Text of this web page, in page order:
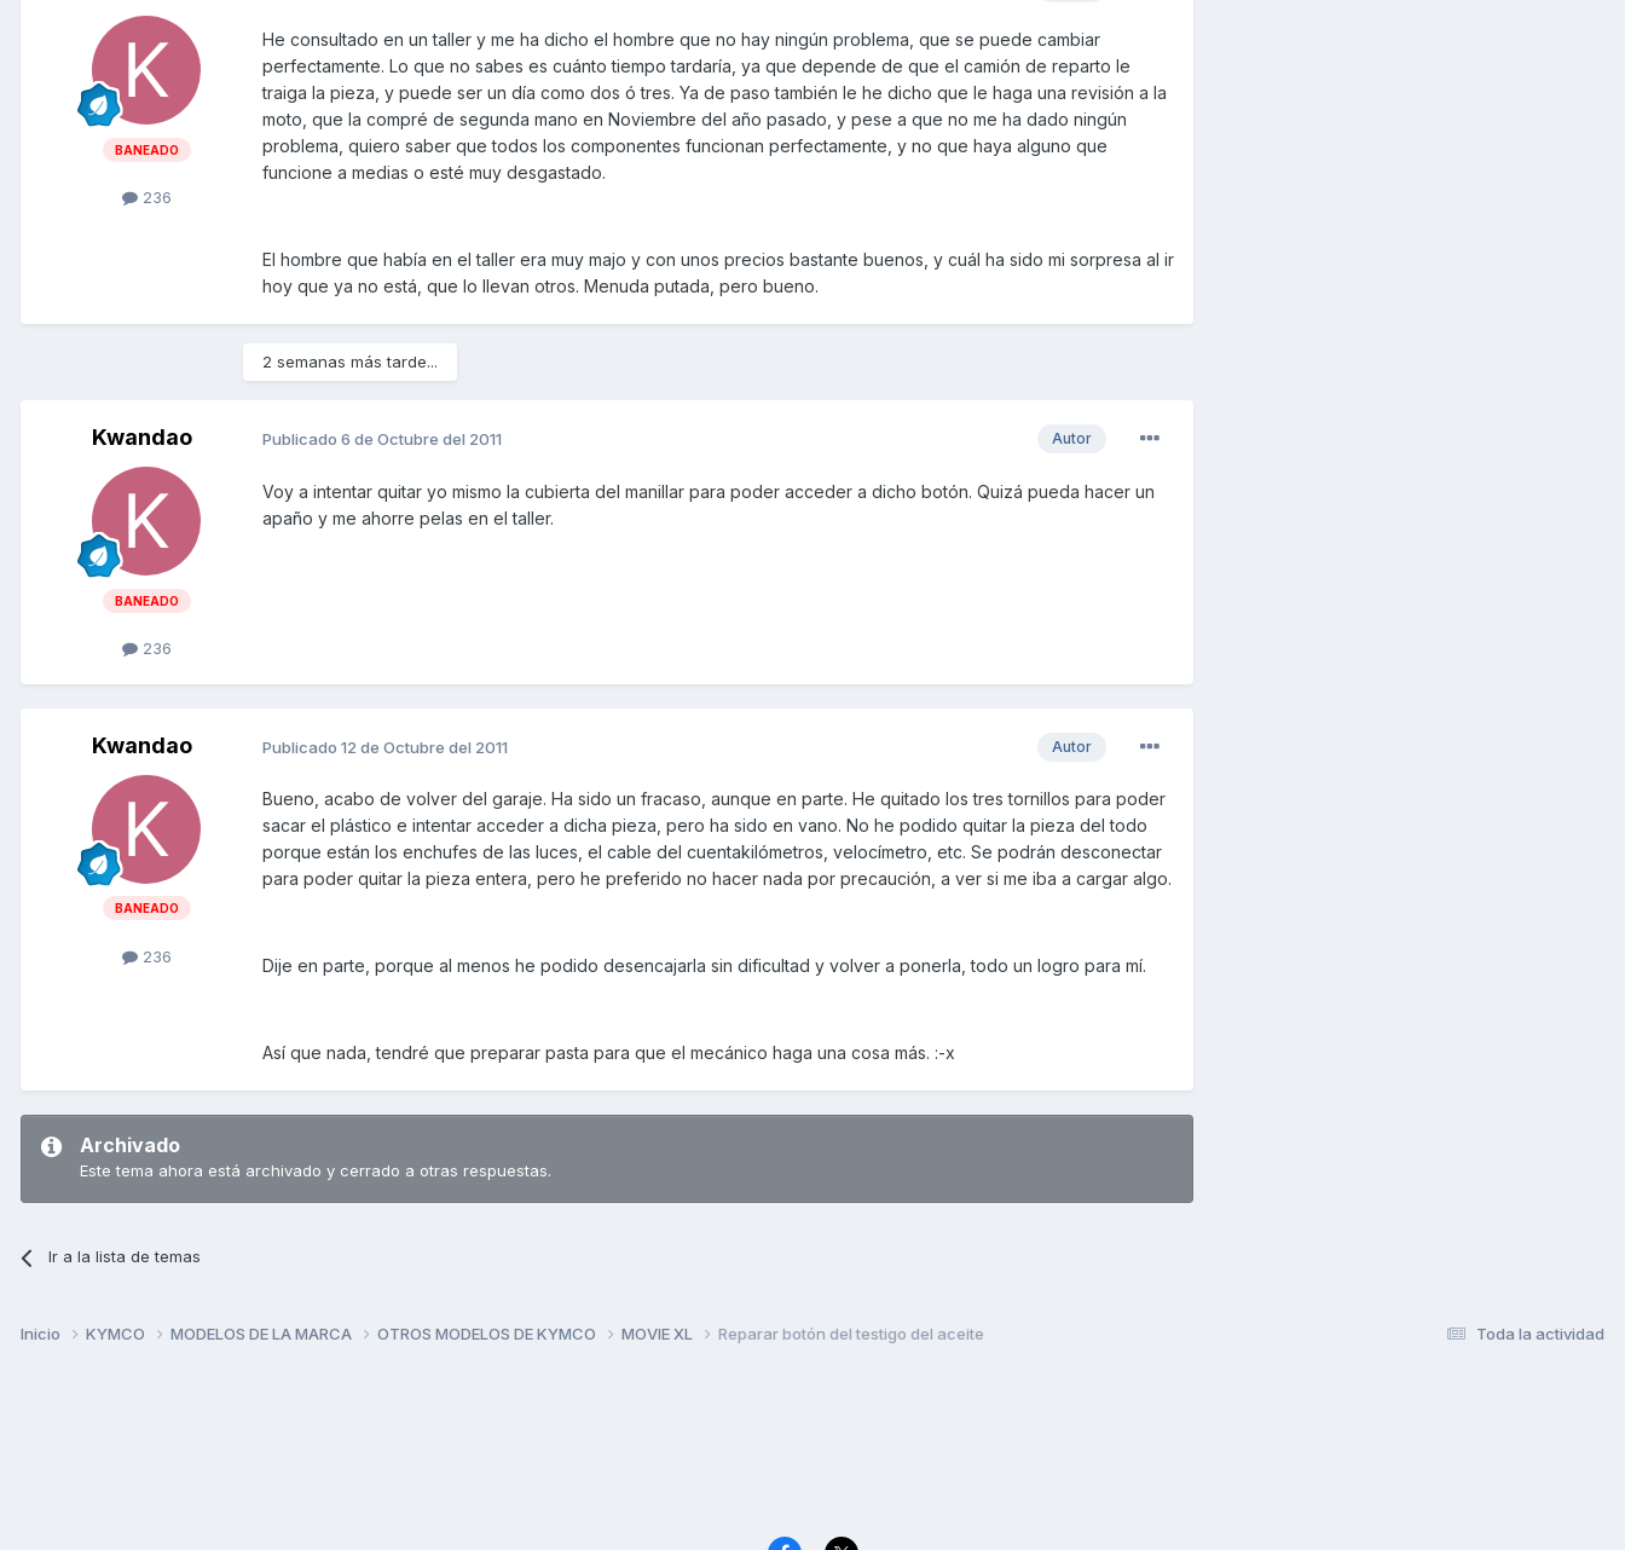
BANEADO
236
He consultado en un taller y me ha dicho el hombre que no hay ningún problema, que se puede cambiar
perfectamente. Lo que no sabes es cuánto tiempo tardaría, ya que depende de que el camión de reparto le
traiga la pieza, y puede ser un día como dos ó tres. Ya de paso también le he dicho que le haga una revisión a la
moto, que la compré de segunda mano en Noviembre del año pasado, y pese a que no me ha dado ningún
problema, quiero saber que todos los componentes funcionan perfectamente, y no que haya alguno que
funcione a medias o esté muy desgastado.
El hombre que había en el taller era muy majo y con unos precios bastante buenos, y cuál ha sido mi sorpresa al ir
hoy que ya no está, que lo llevan otros. Menuda putada, pero bueno.
2 semanas más tarde...
Kwandao
BANEADO
236
Autor
Publicado 6 de Octubre del 2011
Voy a intentar quitar yo mismo la cubierta del manillar para poder acceder a dicho botón. Quizá pueda hacer un
apaño y me ahorre pelas en el taller.
Kwandao
BANEADO
236
Autor
Publicado 12 de Octubre del 2011
Bueno, acabo de volver del garaje. Ha sido un fracaso, aunque en parte. He quitado los tres tornillos para poder
sacar el plástico e intentar acceder a dicha pieza, pero ha sido en vano. No he podido quitar la pieza del todo
porque están los enchufes de las luces, el cable del cuentakilómetros, velocímetro, etc. Se podrán desconectar
para poder quitar la pieza entera, pero he preferido no hacer nada por precaución, a ver si me iba a cargar algo.
Dije en parte, porque al menos he podido desencajarla sin dificultad y volver a ponerla, todo un logro para mí.
Así que nada, tendré que preparar pasta para que el mecánico haga una cosa más. :-x
Archivado
Este tema ahora está archivado y cerrado a otras respuestas.
Ir a la lista de temas
Toda la actividad
Inicio KYMCO MODELOS DE LA MARCA OTROS MODELOS DE KYMCO MOVIE XL Reparar botón del testigo del aceite